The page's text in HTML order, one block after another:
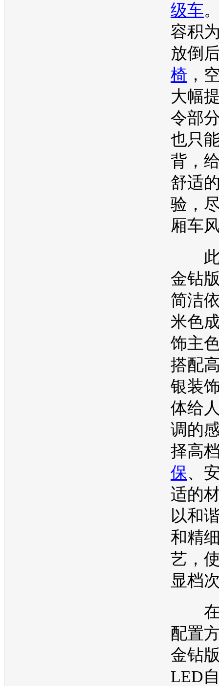
级车
容积
放倒
椅 ，
大幅
令部
也只
背，
舒适
验，
厢车
此
金钻
简洁
米色
饰主
搭配
银装
体给
调的
择高
保、
适的
以和
和精
艺，
显档
在
配置
金钻
LED